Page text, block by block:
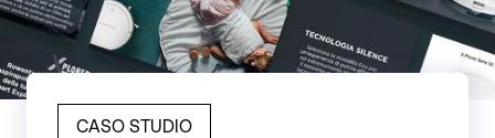
CASO STUDIO